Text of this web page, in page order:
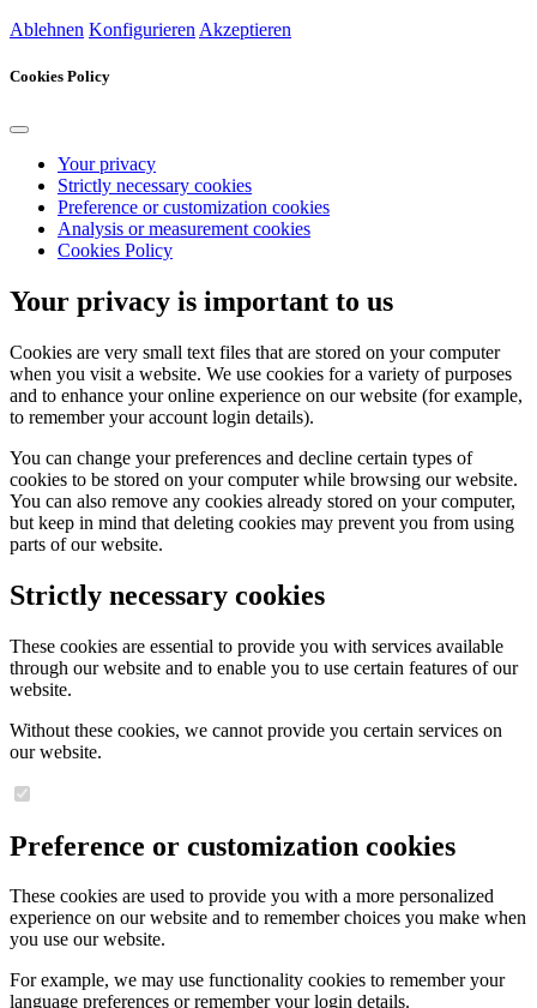
Ablehnen Konfigurieren Akzeptieren
Cookies Policy
Your privacy
Strictly necessary cookies
Preference or customization cookies
Analysis or measurement cookies
Cookies Policy
Your privacy is important to us
Cookies are very small text files that are stored on your computer
when you visit a website. We use cookies for a variety of purposes
and to enhance your online experience on our website (for example,
to remember your account login details).
You can change your preferences and decline certain types of
cookies to be stored on your computer while browsing our website.
You can also remove any cookies already stored on your computer,
but keep in mind that deleting cookies may prevent you from using
parts of our website.
Strictly necessary cookies
These cookies are essential to provide you with services available
through our website and to enable you to use certain features of our
website.
Without these cookies, we cannot provide you certain services on
our website.
Preference or customization cookies
These cookies are used to provide you with a more personalized
experience on our website and to remember choices you make when
you use our website.
For example, we may use functionality cookies to remember your
language preferences or remember your login details.